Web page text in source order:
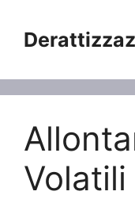
contenuto
Volatili